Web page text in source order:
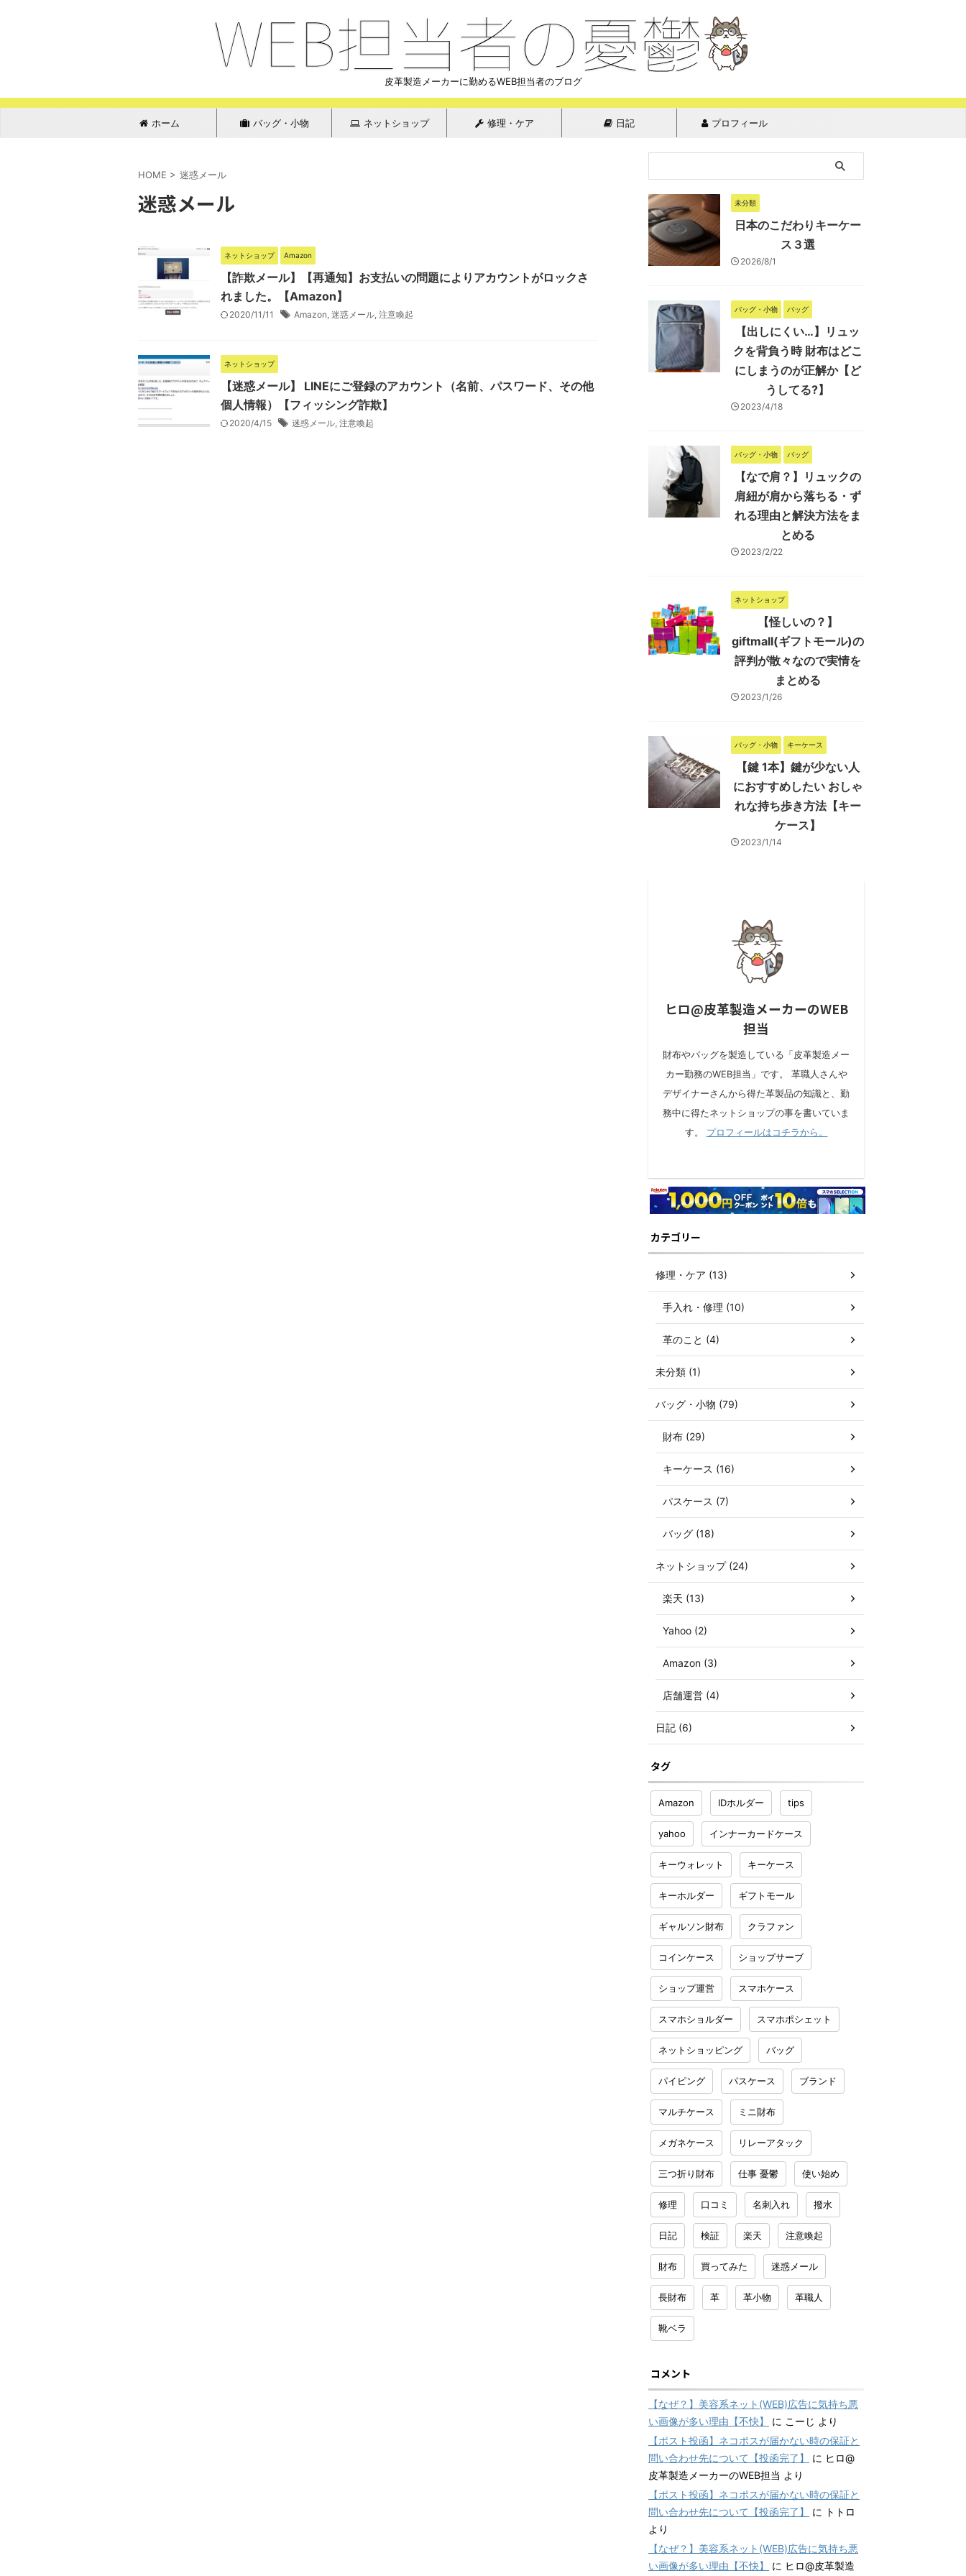
皮革製造メーカーに勤めるWEB担当者のブログ
ホーム バッグ・小物 ネットショップ 修理・ケア 日記 プロフィール
HOME > 迷惑メール
迷惑メール
ネットショップ Amazon
【詐欺メール】【再通知】お支払いの問題によりアカウントがロックさ
れました。【Amazon】
2020/11/11 Amazon, 迷惑メール, 注意喚起
ネットショップ
【迷惑メール】 LINEにご登録のアカウント（名前、パスワード、その他
個人情報）【フィッシング詐欺】
2020/4/15 迷惑メール, 注意喚起
未分類
日本のこだわりキーケー
ス３選
2026/8/1
バッグ・小物 バッグ
【出しにくい…】リュッ
クを背負う時 財布はどこ
にしまうのが正解か【ど
うしてる?】
2023/4/18
バッグ・小物 バッグ
【なで肩？】リュックの
肩紐が肩から落ちる・ず
れる理由と解決方法をま
とめる
2023/2/22
ネットショップ
【怪しいの？】
giftmall(ギフトモール)の
評判が散々なので実情を
まとめる
2023/1/26
バッグ・小物 キーケース
【鍵 1本】鍵が少ない人
におすすめしたい おしゃ
れな持ち歩き方法【キー
ケース】
2023/1/14
ヒロ@皮革製造メーカーのWEB
担当
財布やバッグを製造している「皮革製造メー
カー勤務のWEB担当」です。 革職人さんや
デザイナーさんから得た革製品の知識と、勤
務中に得たネットショップの事を書いていま
す。 プロフィールはコチラから。
カテゴリー
修理・ケア (13)
手入れ・修理 (10)
革のこと (4)
未分類 (1)
バッグ・小物 (79)
財布 (29)
キーケース (16)
パスケース (7)
バッグ (18)
ネットショップ (24)
楽天 (13)
Yahoo (2)
Amazon (3)
店舗運営 (4)
日記 (6)
タグ
Amazon IDホルダー tips
yahoo インナーカードケース
キーウォレット キーケース
キーホルダー ギフトモール
ギャルソン財布 クラファン
コインケース ショップサーブ
ショップ運営 スマホケース
スマホショルダー スマホポシェット
ネットショッピング バッグ
パイピング パスケース ブランド
マルチケース ミニ財布
メガネケース リレーアタック
三つ折り財布 仕事 憂鬱 使い始め
修理 口コミ 名刺入れ 撥水
日記 検証 楽天 注意喚起
財布 買ってみた 迷惑メール
長財布 革 革小物 革職人
靴ベラ
コメント
【なぜ？】美容系ネット(WEB)広告に気持ち悪
い画像が多い理由【不快】
に こーじ より
【ポスト投函】ネコポスが届かない時の保証と
問い合わせ先について【投函完了】
に ヒロ@
皮革製造メーカーのWEB担当 より
【ポスト投函】ネコポスが届かない時の保証と
問い合わせ先について【投函完了】
に トトロ
より
【なぜ？】美容系ネット(WEB)広告に気持ち悪
い画像が多い理由【不快】
に ヒロ@皮革製造